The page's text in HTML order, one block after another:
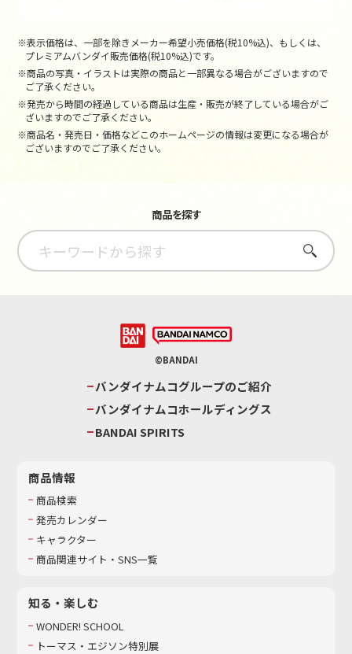
※表示価格は、一部を除きメーカー希望小売価格(税10%込)、もしくは、
プレミアムバンダイ販売価格(税10%込)です。
※商品の写真・イラストは実際の商品と一部異なる場合がございますので
ご了承ください。
※発売から時間の経過している商品は生産・販売が終了している場合がご
ざいますのでご了承ください。
※商品名・発売日・価格などこのホームページの情報は変更になる場合が
ございますのでご了承ください。
商品を探す
さがす
©BANDAI
バンダイナムコグループのご紹介
バンダイナムコホールディングス
BANDAI SPIRITS
商品情報
商品検索
発売カレンダー
キャラクター
商品関連サイト・SNS一覧
知る・楽しむ
WONDER! SCHOOL
トーマス・エジソン特別展